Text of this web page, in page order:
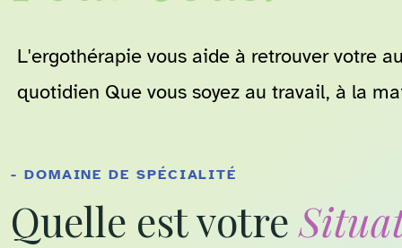
L'ergothérapie vous aide à retrouver votre
quotidien Que vous soyez au travail, à la
- DOMAINE DE SPÉCIALITÉ
Quelle est votre